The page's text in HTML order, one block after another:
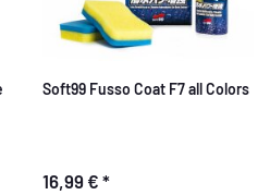
Soft99 Fusso Coat F7 all Colors
16,99 € *